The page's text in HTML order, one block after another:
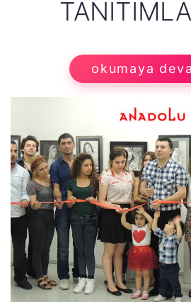
okumaya